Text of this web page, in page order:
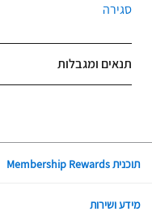
סגירה
תנאים ומגבלות
תוכנית Membership Rewards
מידע ושירות